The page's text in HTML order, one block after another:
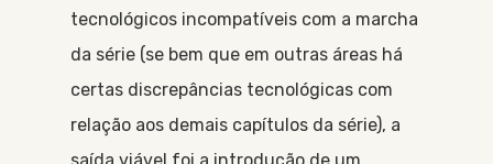
tecnológicos incompatíveis com a marcha
da série (se bem que em outras áreas há
certas discrepâncias tecnológicas com
relação aos demais capítulos da série), a